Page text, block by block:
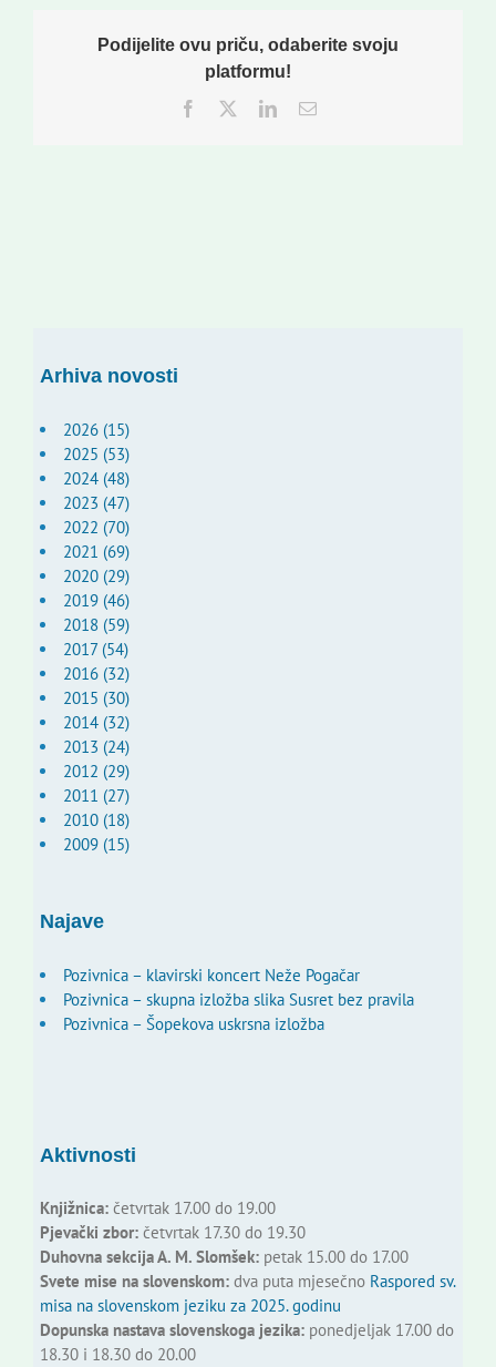
Podijelite ovu priču, odaberite svoju
platformu!
Facebook
TwitterLinkedInEmail:
Arhiva novosti
2026 (15)
2025 (53)
2024 (48)
2023 (47)
2022 (70)
2021 (69)
2020 (29)
2019 (46)
2018 (59)
2017 (54)
2016 (32)
2015 (30)
2014 (32)
2013 (24)
2012 (29)
2011 (27)
2010 (18)
2009 (15)
Najave
Pozivnica – klavirski koncert Neže Pogačar
Pozivnica – skupna izložba slika Susret bez pravila
Pozivnica – Šopekova uskrsna izložba
Aktivnosti
Knjižnica:četvrtak 17.00 do 19.00
Pjevački zbor:četvrtak 17.30 do 19.30
Duhovna sekcija A. M. Slomšek:petak 15.00 do 17.00
Svete mise na slovenskom:dva puta mjesečno Raspored sv.
misa na slovenskom jeziku za 2025. godinu
Dopunska nastava slovenskoga jezika:ponedjeljak 17.00 do
18.30 i 18.30 do 20.00